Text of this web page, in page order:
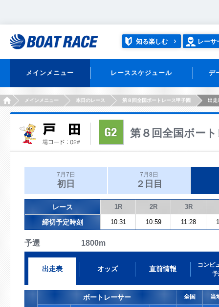
知る楽しむ レーサ
メインメニュー レーススケジュール デ
HOMEメインメニュー 本日のレース 第８回全国ボートレース甲子園 出走
第８回全国ボー
7月7日
初日
7月8日
２日目
レース 1R 2R 3R
締切予定時刻 10:31 10:59 11:28
予選 1800m
出走表 オッズ 直前情報
コンピ
予
ボートレーサー 全国 当